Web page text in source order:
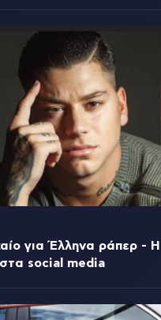
για Έλληνα ράπερ - Η
social media